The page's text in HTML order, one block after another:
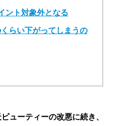
ント対象外となる
らい下がってしまうの
ューティーの改悪に続き、